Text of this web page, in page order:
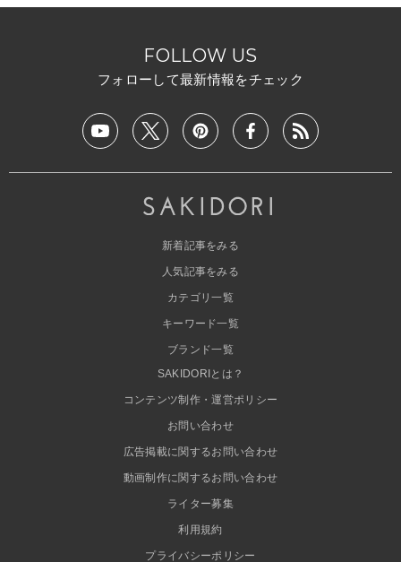
FOLLOW US
フォローして最新情報をチェック
新着記事をみる
人気記事をみる
カテゴリ一覧
キーワード一覧
ブランド一覧
SAKIDORIとは？
コンテンツ制作・運営ポリシー
お問い合わせ
広告掲載に関するお問い合わせ
動画制作に関するお問い合わせ
ライター募集
利用規約
プライバシーポリシー